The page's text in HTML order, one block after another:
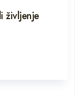
življenje